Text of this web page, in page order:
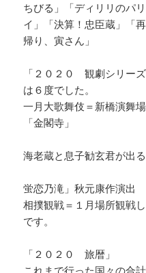
ちびる」「ディリリのパ
イ」「決算！忠臣蔵」「
帰り、寅さん」
「２０２０ 観劇シリー
は６度でした。
一月大歌舞伎＝新橋演舞
「金閣寺」
・御存
海老蔵と息子勧玄君が出る
・新作
蛍恋乃滝」秋元康作演出
相撲観戦＝１月場所観戦
です。
「２０２０ 旅暦」